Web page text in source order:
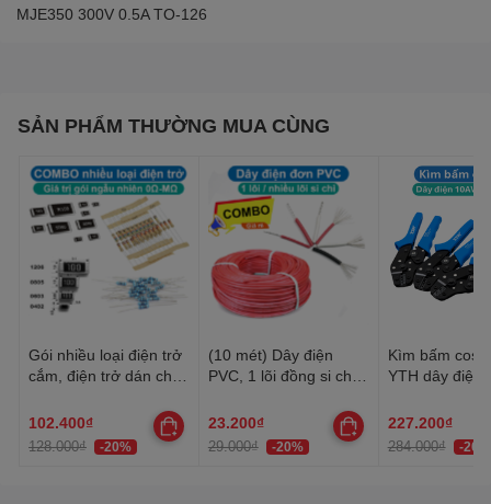
MJE350 300V 0.5A TO-126
SẢN PHẨM THƯỜNG MUA CÙNG
Gói nhiều loại điện trở
cắm, điện trở dán cho
102.400₫
128.000₫ -20%
(10 mét) Dây điện
PVC, 1 lõi đồng si chì,
22AWG
23.200₫
29.000₫ -20%
Kìm bấm cos
YTH dây điện
227.200₫
284.000₫ -20%